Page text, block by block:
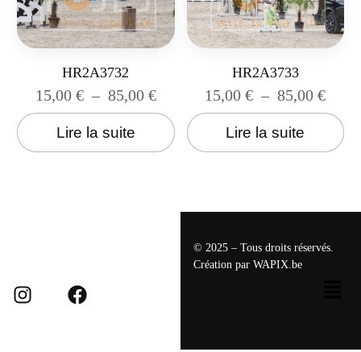
HR2A3732
15,00 € – 85,00 €
Lire la suite
HR2A3733
15,00€ – 85,00€
Lire la suite
© 2025 – Tous droits réservés.
Création par WAPIX.be